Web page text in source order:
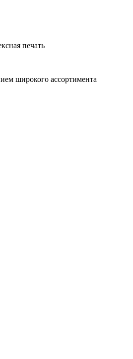
печать
широкого ассортимента